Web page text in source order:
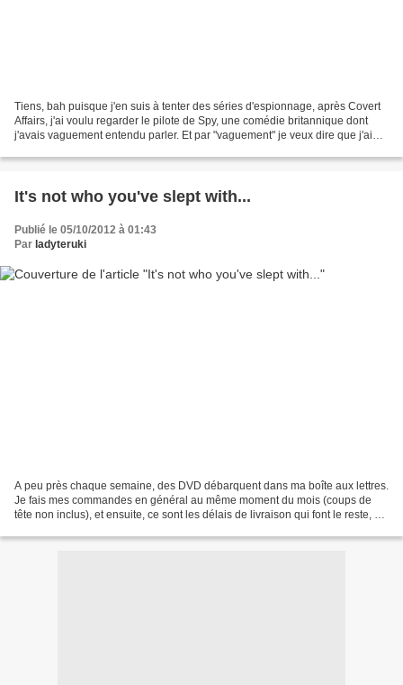
Tiens, bah puisque j'en suis à tenter des séries d'espionnage, après Covert
Affairs, j'ai voulu regarder le pilote de Spy, une comédie britannique dont
j'avais vaguement entendu parler. Et par "vaguement" je veux dire que j'ai
It's not who you've slept with...
Publié le 05/10/2012 à 01:43
Par ladyteruki
A peu près chaque semaine, des DVD débarquent dans ma boîte aux lettres.
Je fais mes commandes en général au même moment du mois (coups de
tête non inclus), et ensuite, ce sont les délais de livraison qui font le reste, et